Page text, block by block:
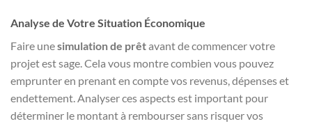
Analyse de Votre Situation Économique
Faire unesimulation de prêtavant de commencer votre
projet est sage. Cela vous montre combien vous pouvez
emprunter en prenant en compte vos revenus, dépenses et
endettement. Analyser ces aspects est important pour
déterminer le montant à rembourser sans risquer vos